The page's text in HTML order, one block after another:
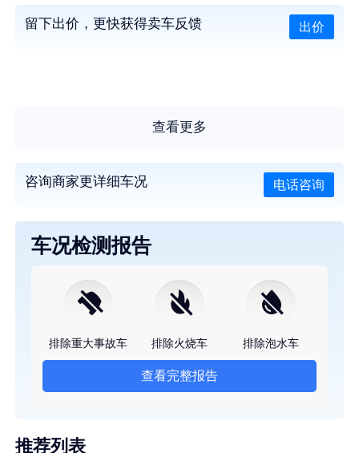
留下出价，更快获得卖车反馈 出价
查看更多
咨询商家更详细车况 电话咨询
车况检测报告
排除重大事故车 排除火烧车 排除泡水车
查看完整报告
推荐列表